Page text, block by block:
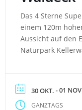
Das 4 Sterne
einem 120m
Aussicht auf den
Naturpark
mit Rundumblick
Land, Komfort […]
30 OKT. - 01
GANZTAGS